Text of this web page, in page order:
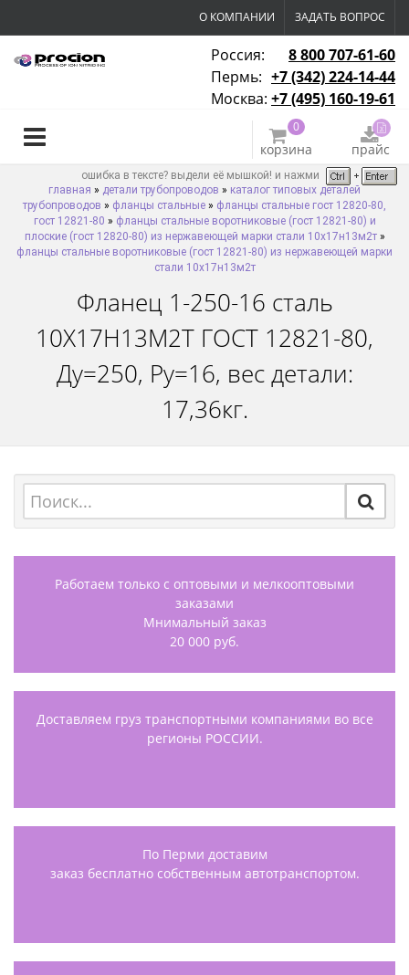
О КОМПАНИИ ЗАДАТЬ ВОПРОС
Россия:
8 800 707-61-60
Пермь: +7 (342) 224-14-44
Москва: +7 (495) 160-19-61
0
корзина прайс
ошибка в тексте? выдели её мышкой! и нажми
главная » детали трубопроводов » каталог типовых деталей
трубопроводов » фланцы стальные » фланцы стальные гост 12820-80,
гост 12821-80 » фланцы стальные воротниковые (гост 12821-80) и
плоские (гост 12820-80) из нержавеющей марки стали 10х17н13м2т»
фланцы стальные воротниковые (гост 12821-80) из нержавеющей марки
стали 10х17н13м2т
Фланец 1-250-16 сталь
10Х17Н13М2Т ГОСТ 12821-80,
Ду=250, Ру=16, вес детали:
17,36кг.
Работаем только с оптовыми и мелкооптовыми
заказами
Мнимальный заказ
20 000 руб.
Доставляем груз транспортными компаниями во все
регионы РОССИИ.
По Перми доставим
заказ бесплатно собственным автотранспортом.